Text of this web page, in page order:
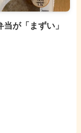
が「まずい」